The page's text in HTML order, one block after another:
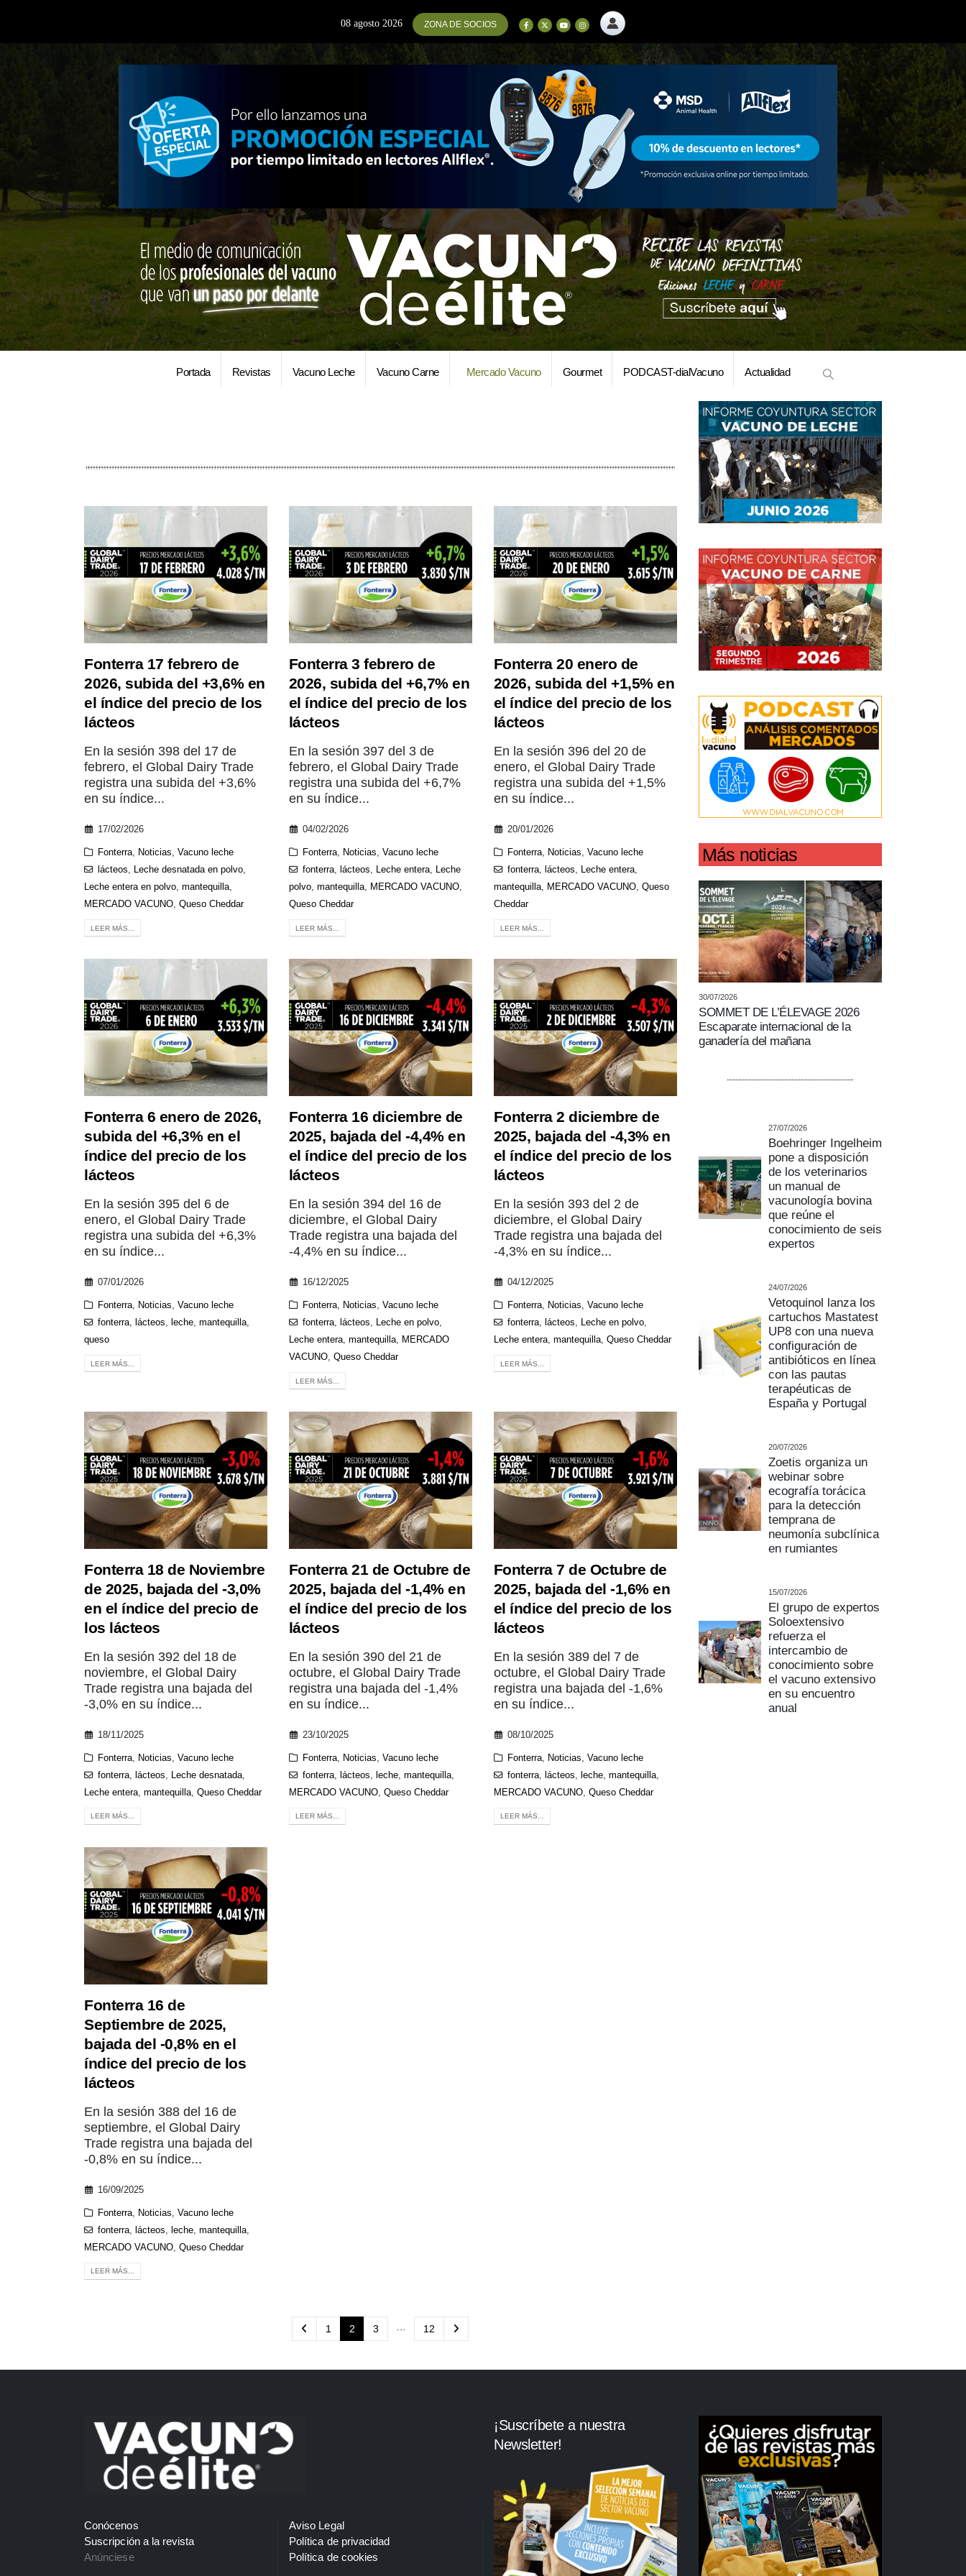
08 agosto 2026 ZONA DE SOCIOS
Portada Revistas Vacuno Leche Vacuno Carne Mercado Vacuno Gourmet PODCAST-dialVacuno Actualidad
Fonterra 17 febrero de
2026, subida del +3,6% en
el índice del precio de los
lácteos
En la sesión 398 del 17 de
febrero, el Global Dairy Trade
registra una subida del +3,6%
en su índice...
17/02/2026
Fonterra, Noticias, Vacuno leche
lácteos, Leche desnatada en polvo,
Leche entera en polvo, mantequilla,
MERCADO VACUNO, Queso Cheddar
LEER MÁS...
Fonterra 3 febrero de
2026, subida del +6,7% en
el índice del precio de los
lácteos
En la sesión 397 del 3 de
febrero, el Global Dairy Trade
registra una subida del +6,7%
en su índice...
04/02/2026
Fonterra, Noticias, Vacuno leche
fonterra, lácteos, Leche entera, Leche
polvo, mantequilla, MERCADO VACUNO,
Queso Cheddar
LEER MÁS...
Fonterra 20 enero de
2026, subida del +1,5% en
el índice del precio de los
lácteos
En la sesión 396 del 20 de
enero, el Global Dairy Trade
registra una subida del +1,5%
en su índice...
20/01/2026
Fonterra, Noticias, Vacuno leche
fonterra, lácteos, Leche entera,
mantequilla, MERCADO VACUNO, Queso
Cheddar
LEER MÁS...
Fonterra 6 enero de 2026,
subida del +6,3% en el
índice del precio de los
lácteos
En la sesión 395 del 6 de
enero, el Global Dairy Trade
registra una subida del +6,3%
en su índice...
07/01/2026
Fonterra, Noticias, Vacuno leche
fonterra, lácteos, leche, mantequilla,
queso
LEER MÁS...
Fonterra 16 diciembre de
2025, bajada del -4,4% en
el índice del precio de los
lácteos
En la sesión 394 del 16 de
diciembre, el Global Dairy
Trade registra una bajada del
-4,4% en su índice...
16/12/2025
Fonterra, Noticias, Vacuno leche
fonterra, lácteos, Leche en polvo,
Leche entera, mantequilla, MERCADO
VACUNO, Queso Cheddar
LEER MÁS...
Fonterra 2 diciembre de
2025, bajada del -4,3% en
el índice del precio de los
lácteos
En la sesión 393 del 2 de
diciembre, el Global Dairy
Trade registra una bajada del
-4,3% en su índice...
04/12/2025
Fonterra, Noticias, Vacuno leche
fonterra, lácteos, Leche en polvo,
Leche entera, mantequilla, Queso Cheddar
LEER MÁS...
Fonterra 18 de Noviembre
de 2025, bajada del -3,0%
en el índice del precio de
los lácteos
En la sesión 392 del 18 de
noviembre, el Global Dairy
Trade registra una bajada del
-3,0% en su índice...
18/11/2025
Fonterra, Noticias, Vacuno leche
fonterra, lácteos, Leche desnatada,
Leche entera, mantequilla, Queso Cheddar
LEER MÁS...
Fonterra 21 de Octubre de
2025, bajada del -1,4% en
el índice del precio de los
lácteos
En la sesión 390 del 21 de
octubre, el Global Dairy Trade
registra una bajada del -1,4%
en su índice...
23/10/2025
Fonterra, Noticias, Vacuno leche
fonterra, lácteos, leche, mantequilla,
MERCADO VACUNO, Queso Cheddar
LEER MÁS...
Fonterra 7 de Octubre de
2025, bajada del -1,6% en
el índice del precio de los
lácteos
En la sesión 389 del 7 de
octubre, el Global Dairy Trade
registra una bajada del -1,6%
en su índice...
08/10/2025
Fonterra, Noticias, Vacuno leche
fonterra, lácteos, leche, mantequilla,
MERCADO VACUNO, Queso Cheddar
LEER MÁS...
Fonterra 16 de
Septiembre de 2025,
bajada del -0,8% en el
índice del precio de los
lácteos
En la sesión 388 del 16 de
septiembre, el Global Dairy
Trade registra una bajada del
-0,8% en su índice...
16/09/2025
Fonterra, Noticias, Vacuno leche
fonterra, lácteos, leche, mantequilla,
MERCADO VACUNO, Queso Cheddar
LEER MÁS...
1 2 3 12
Más noticias
30/07/2026
SOMMET DE L’ÉLEVAGE 2026
Escaparate internacional de la
ganadería del mañana
27/07/2026
Boehringer Ingelheim
pone a disposición
de los veterinarios
un manual de
vacunología bovina
que reúne el
conocimiento de seis
expertos
24/07/2026
Vetoquinol lanza los
cartuchos Mastatest
UP8 con una nueva
configuración de
antibióticos en línea
con las pautas
terapéuticas de
España y Portugal
20/07/2026
Zoetis organiza un
webinar sobre
ecografía torácica
para la detección
temprana de
neumonía subclínica
en rumiantes
15/07/2026
El grupo de expertos
Soloextensivo
refuerza el
intercambio de
conocimiento sobre
el vacuno extensivo
en su encuentro
anual
Conócenos
Suscripción a la revista
Anúnciese
Aviso Legal
Política de privacidad
Política de cookies
¡Suscríbete a nuestra
Newsletter!